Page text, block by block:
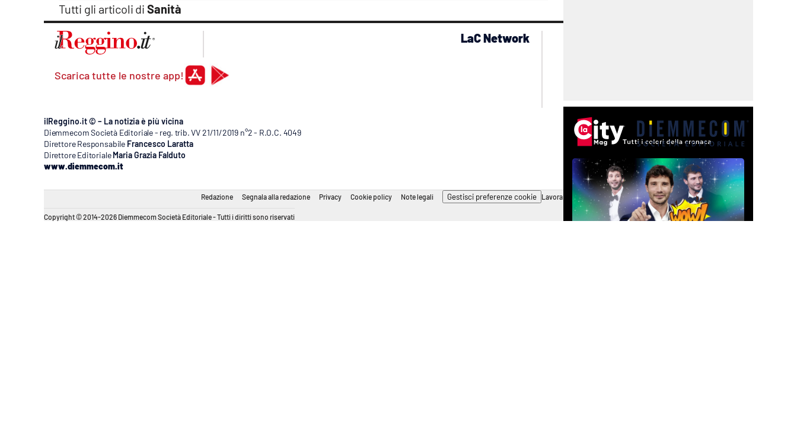
Tutti gli articoli di Sanità
Scarica tutte le nostre app!
LaC Network
ilReggino.it © – La notizia è più vicina
Diemmecom Società Editoriale - reg. trib. VV 21/11/2019 n°2 - R.O.C. 4049
Direttore Responsabile Francesco Laratta
Direttore Editoriale Maria Grazia Falduto
www.diemmecom.it
Redazione Segnala alla redazione Privacy Cookie policy Note legali Gestisci preferenze cookie Lavora con noi
Copyright © 2014-2026 Diemmecom Società Editoriale - Tutti i diritti sono riservati